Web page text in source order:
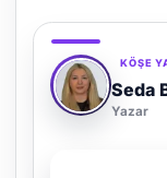
KÖŞE
Adem
Yazar